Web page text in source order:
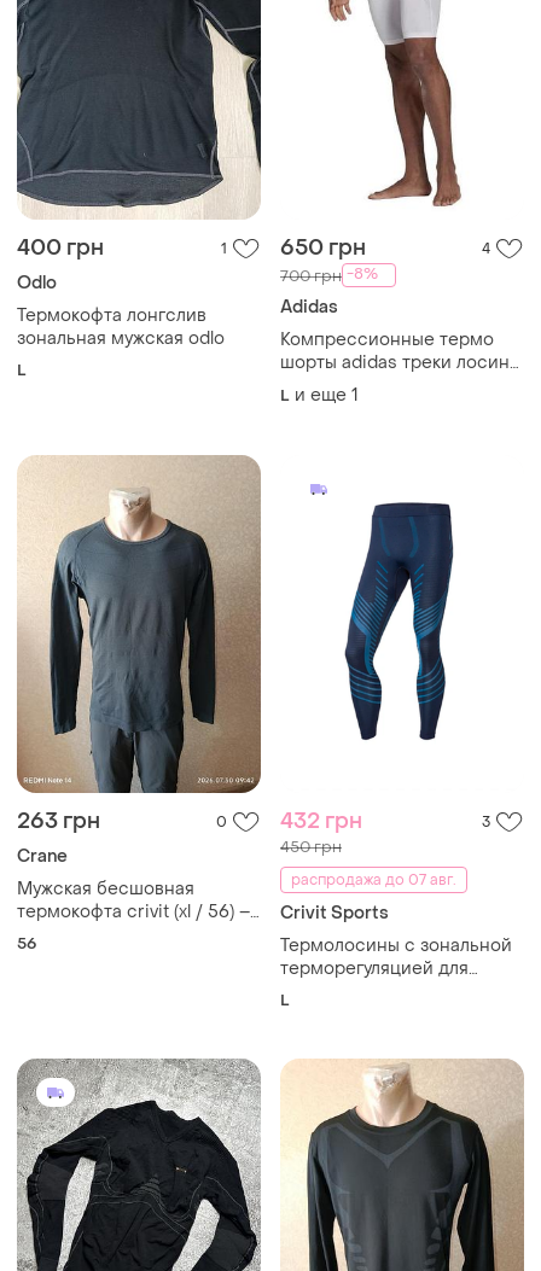
400 грн 1
Odlo
Термокофта лонгслив
зональная мужская odlo
L
650 грн 4
700 грн -8%
Adidas
Компрессионные термо
шорты adidas треки лосины
спортивные беговые nike
pro тайтсы для спорта зала
L и еще 1
263 грн 0
Crane
Мужская бесшовная
термокофта crivit (xl / 56) –
отличное качество
56
432 грн 3
450 грн
распродажа до 07 авг.
Crivit Sports
Термолосины с зональной
терморегуляцией для
мужчин crivit темно-синий
L